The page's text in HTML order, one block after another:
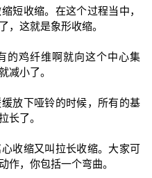
短收缩。在这个过程当中，
，这就是象形收缩。
的鸡纤维啊就向这个中心集
减小了。
放下哑铃的时候，所有的基
长了。
收缩又叫拉长收缩。大家可
作，你包括一个弯曲。